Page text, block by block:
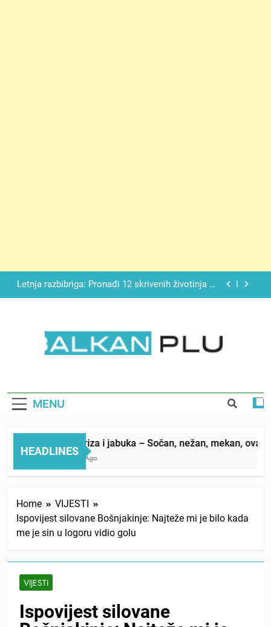
Skip
12 sekundi
Najjednostavniji recept za finu pitu od jogurta
Miks griza i jabuka – Sočan, nežan, mekan, ovaj
kolač će se dopasti svima
Najjednostavniji recept za finu pitu od jogurta
MENU
HEADLINES
Miks griza i jabuka – Sočan, nežan, mekan, ovaj
4 Hours Ago
Home
VIJESTI
Ispovijest silovane Bošnjakinje: Najteže mi je bilo kada
me je sin u logoru vidio golu
VIJESTI
Ispovijest silovane